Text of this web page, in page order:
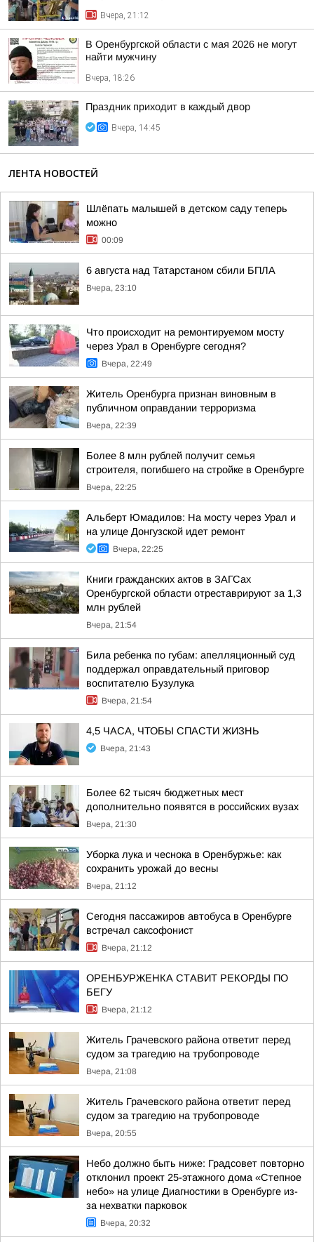
Вчера, 21:12
В Оренбургской области с мая 2026 не могут
найти мужчину
Вчера, 18:26
Праздник приходит в каждый двор
Вчера, 14:45
ЛЕНТА НОВОСТЕЙ
Шлёпать малышей в детском саду теперь
можно
00:09
6 августа над Татарстаном сбили БПЛА
Вчера, 23:10
Что происходит на ремонтируемом мосту
через Урал в Оренбурге сегодня?
Вчера, 22:49
Житель Оренбурга признан виновным в
публичном оправдании терроризма
Вчера, 22:39
Более 8 млн рублей получит семья
строителя, погибшего на стройке в Оренбурге
Вчера, 22:25
Альберт Юмадилов: На мосту через Урал и
на улице Донгузской идет ремонт
Вчера, 22:25
Книги гражданских актов в ЗАГСах
Оренбургской области отреставрируют за 1,3
млн рублей
Вчера, 21:54
Била ребенка по губам: апелляционный суд
поддержал оправдательный приговор
воспитателю Бузулука
Вчера, 21:54
4,5 ЧАСА, ЧТОБЫ СПАСТИ ЖИЗНЬ
Вчера, 21:43
Более 62 тысяч бюджетных мест
дополнительно появятся в российских вузах
Вчера, 21:30
Уборка лука и чеснока в Оренбуржье: как
сохранить урожай до весны
Вчера, 21:12
Сегодня пассажиров автобуса в Оренбурге
встречал саксофонист
Вчера, 21:12
ОРЕНБУРЖЕНКА СТАВИТ РЕКОРДЫ ПО
БЕГУ
Вчера, 21:12
Житель Грачевского района ответит перед
судом за трагедию на трубопроводе
Вчера, 21:08
Житель Грачевского района ответит перед
судом за трагедию на трубопроводе
Вчера, 20:55
Небо должно быть ниже: Градсовет повторно
отклонил проект 25-этажного дома «Степное
небо» на улице Диагностики в Оренбурге из-
за нехватки парковок
Вчера, 20:32